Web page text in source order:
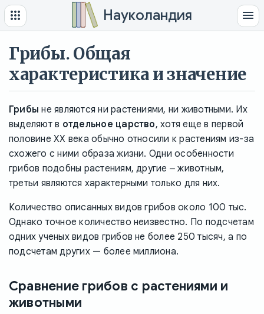
Науколандия
Грибы. Общая
характеристика и значение
Грибы не являются ни растениями, ни животными. Их
выделяют в отдельное царство, хотя еще в первой
половине XX века обычно относили к растениям из-за
схожего с ними образа жизни. Одни особенности
грибов подобны растениям, другие ‒ животным,
третьи являются характерными только для них.
Количество описанных видов грибов около 100 тыс.
Однако точное количество неизвестно. По подсчетам
одних ученых видов грибов не более 250 тысяч, а по
подсчетам других — более миллиона.
Сравнение грибов с растениями и
животными